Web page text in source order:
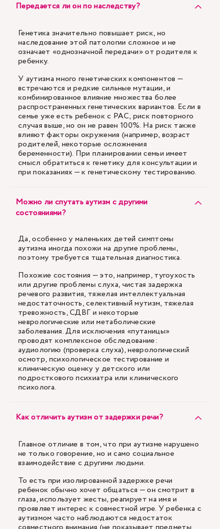
Передается ли он по наследству?
Генетика значительно повышает риск, но
наследование этой патологии сложное и не
означает «однозначной передачи» от родителя к
ребенку.
У аутизма много генетических компонентов —
встречаются и редкие сильные мутации, и
комбинированное влияние множества более
распространенных генетических вариантов. Если в
семье уже есть ребенок с РАС, риск повторного
случая выше, но он не равен 100%. На риск также
влияют факторы окружения (например, возраст
родителей, некоторые осложнения
беременности). При планировании семьи имеет
смысл обратиться к генетику для консультации и
при показаниях — к генетическому тестированию.
Можно ли спутать аутизм с другими
состояниями?
Да, особенно у маленьких детей симптомы
аутизма иногда похожи на другие проблемы,
поэтому требуется тщательная диагностика.
Похожие состояния — это, например, тугоухость
или другие проблемы слуха, чистая задержка
речевого развития, тяжелая интеллектуальная
недостаточность, селективный мутизм, тяжелая
тревожность, СДВГ и некоторые
неврологические или метаболические
заболевания. Для исключения «путаницы»
проводят комплексное обследование:
аудиологию (проверка слуха), неврологический
осмотр, психологическое тестирование и
клиническую оценку у детского или
подросткового психиатра или клинического
психолога.
Как отличить аутизм от задержки речи?
Главное отличие в том, что при аутизме нарушено
не только говорение, но и само социальное
взаимодействие с другими людьми.
То есть при изолированной задержке речи
ребенок обычно хочет общаться — он смотрит в
глаза, использует жесты, реагирует на имя и
проявляет интерес к совместной игре. У ребенка с
аутизмом часто наблюдаются недостаток